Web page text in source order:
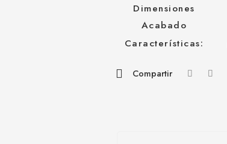
Dimensiones
Acabado
Características:
Compartir